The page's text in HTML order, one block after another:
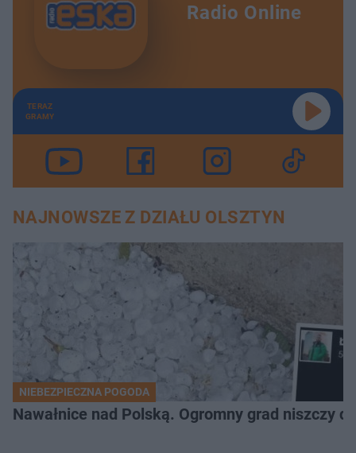
Radio Online
TERAZ
GRAMY
NAJNOWSZE Z DZIAŁU OLSZTYN
NIEBEZPIECZNA POGODA
Nawałnice nad Polską. Ogromny grad niszczy